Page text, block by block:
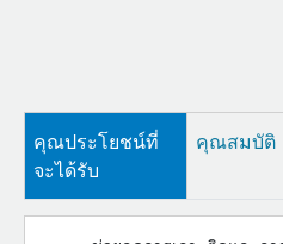
คุณประโยชน์ที่
จะได้รับ
คุณสมบัติ